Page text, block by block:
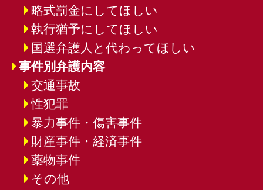
略式罰金にしてほしい
執行猶予にしてほしい
国選弁護人と代わってほしい
事件別弁護内容
交通事故
性犯罪
暴力事件・傷害事件
財産事件・経済事件
薬物事件
その他